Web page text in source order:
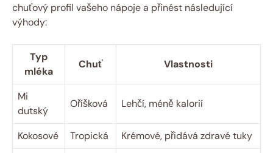
chuťový profil vašeho nápoje a přinést následující
výhody:
Typ
mléka
Chuť Vlastnosti
Mi
dutský
Oříšková Lehčí, méně kalorií
Kokosové Tropická Krémové, přidává zdravé tuky